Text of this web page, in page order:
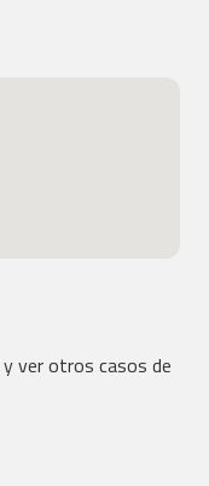
ver otros casos de